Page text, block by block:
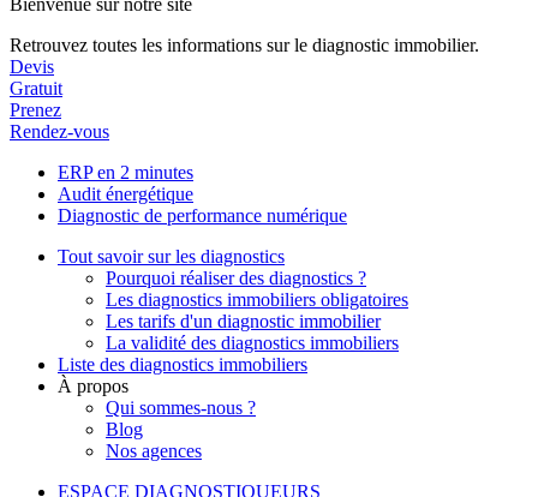
Bienvenue sur notre site
Retrouvez toutes les informations sur le diagnostic immobilier.
Devis
Gratuit
Prenez
Rendez-vous
ERP en 2 minutes
Audit énergétique
Diagnostic de performance numérique
Tout savoir sur les diagnostics
Pourquoi réaliser des diagnostics ?
Les diagnostics immobiliers obligatoires
Les tarifs d'un diagnostic immobilier
La validité des diagnostics immobiliers
Liste des diagnostics immobiliers
À propos
Qui sommes-nous ?
Blog
Nos agences
ESPACE DIAGNOSTIQUEURS